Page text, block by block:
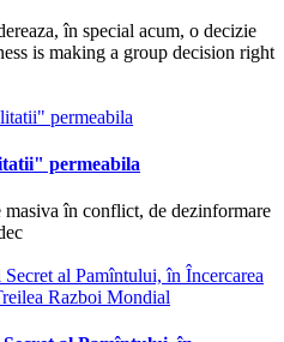
în special acum, o decizie
is making a group decision right
permeabila
în conflict, de dezinformare